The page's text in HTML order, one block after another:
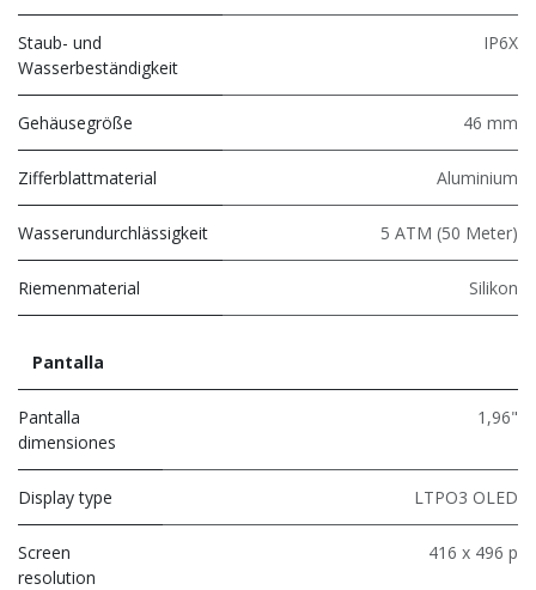
Staub- und
Wasserbeständigkeit
IP6X
Gehäusegröße 46 mm
Zifferblattmaterial Aluminium
Wasserundurchlässigkeit 5 ATM (50 Meter)
Riemenmaterial Silikon
Pantalla
Pantalla
dimensiones
1,96"
Display type LTPO3 OLED
Screen
resolution
416 x 496 p